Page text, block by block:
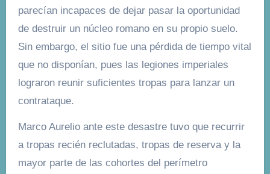
parecían incapaces de dejar pasar la oportunidad
de destruir un núcleo romano en su propio suelo.
Sin embargo, el sitio fue una pérdida de tiempo vital
que no disponían, pues las legiones imperiales
lograron reunir suficientes tropas para lanzar un
contrataque.
Marco Aurelio ante este desastre tuvo que recurrir
a tropas recién reclutadas, tropas de reserva y la
mayor parte de las cohortes del perímetro